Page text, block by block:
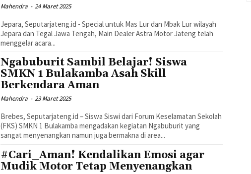
Mahendra - 24 Maret 2025
Jepara, Seputarjateng.id - Special untuk Mas Lur dan Mbak Lur wilayah
Jepara dan Tegal Jawa Tengah, Main Dealer Astra Motor Jateng telah
menggelar acara...
Ngabuburit Sambil Belajar! Siswa
SMKN 1 Bulakamba Asah Skill
Berkendara Aman
Mahendra - 23 Maret 2025
Brebes, Seputarjateng.id – Siswa Siswi dari Forum Keselamatan Sekolah
(FKS) SMKN 1 Bulakamba mengadakan kegiatan Ngabuburit yang
sangat menyenangkan namun juga bermakna di area...
#Cari_Aman! Kendalikan Emosi agar
Mudik Motor Tetap Menyenangkan